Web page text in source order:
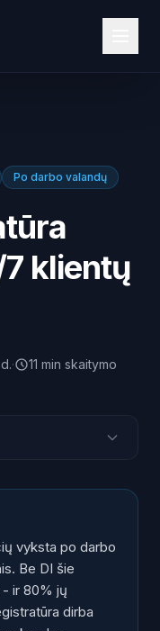
Po darbo valandų
klientų
· 11 min skaitymo
naktį
rutininių
į darbą
vyksta po darbo
Be DI šie
- ir 80% jų
dirba